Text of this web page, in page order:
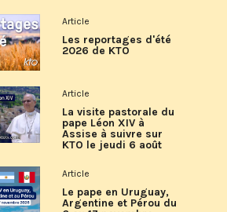
Article
Les reportages d'été
2026 de KTO
Article
La visite pastorale du
pape Léon XIV à
Assise à suivre sur
KTO le jeudi 6 août
Article
Le pape en Uruguay,
Argentine et Pérou du